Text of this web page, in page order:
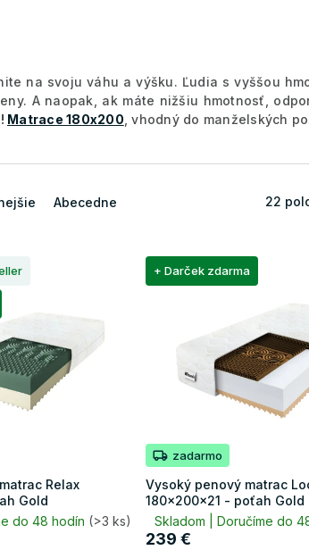
na svoju váhu a výšku. Ľudia s vyššou
A naopak, ak máte nižšiu hmotnosť,
Matrace 180x200 , vhodný do manželských
Abecedne 22
Relax
Gold
do 48 hodín (>3 ks)
+ Darček zdarma
zadarmo
Vysoký penový matrac
180x200x21 - poťah Gold
Skladom | Doručíme do
239 €